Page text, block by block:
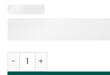
Cantidad Vapme Digital